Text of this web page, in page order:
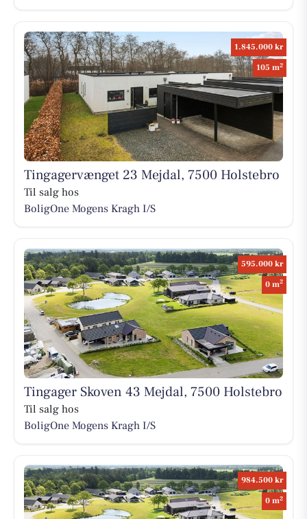
1.845.000 kr
105 m2
Tingagervænget 23 Mejdal, 7500 Holstebro
Til salg hos
BoligOne Mogens Kragh I/S
595.000 kr
0 m2
Tingager Skoven 43 Mejdal, 7500 Holstebro
Til salg hos
BoligOne Mogens Kragh I/S
984.500 kr
0 m2